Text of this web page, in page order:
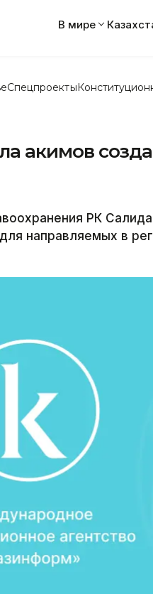
В мире
Спецпроекты
акимов
РК
направляемых в